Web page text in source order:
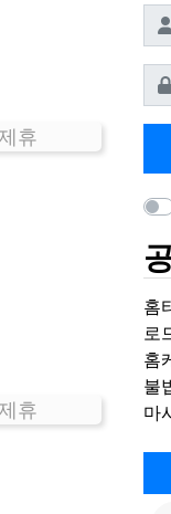
휴
휴
아
홈
로
홈
불